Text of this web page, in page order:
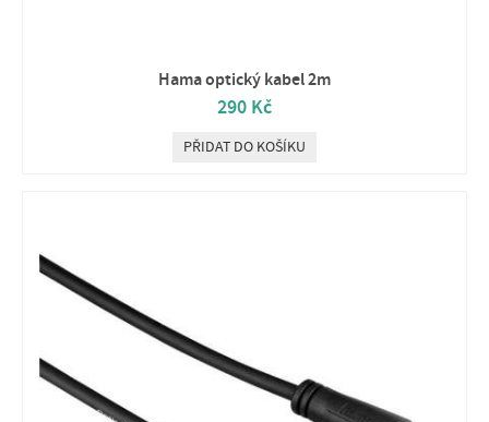
Hama optický kabel 2m
290 Kč
PŘIDAT DO KOŠÍKU